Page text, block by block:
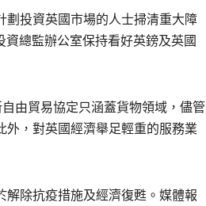
劃投資英國市場的人士掃清重大障
總監辦公室保持看好英鎊及英國
由貿易協定只涵蓋貨物領域，儘管
，對英國經濟舉足輕重的服務業
除抗疫措施及經濟復甦。媒體報